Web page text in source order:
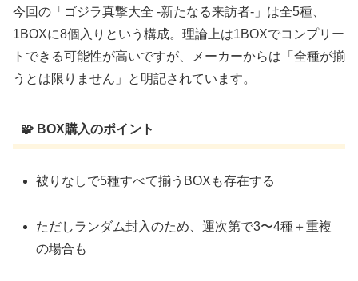
今回の「ゴジラ真撃大全 -新たなる来訪者-」は全5種、
1BOXに8個入りという構成。理論上は1BOXでコンプリー
トできる可能性が高いですが、メーカーからは「全種が揃
うとは限りません」と明記されています。
🧩 BOX購入のポイント
被りなしで5種すべて揃うBOXも存在する
ただしランダム封入のため、運次第で3〜4種＋重複
の場合も